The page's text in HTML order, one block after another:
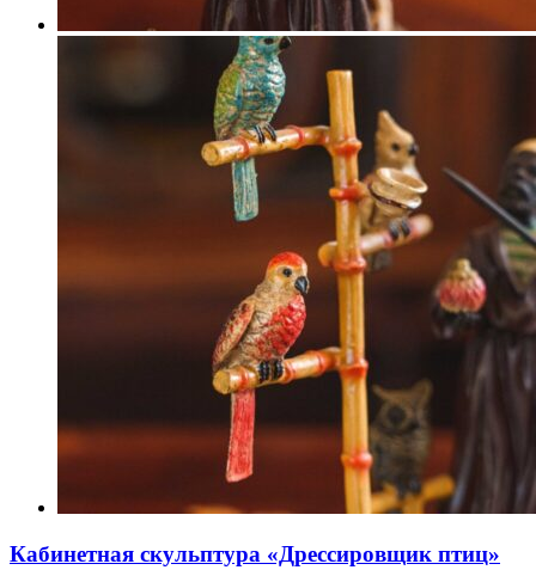
Кабинетная скульптура «Дрессировщик птиц»